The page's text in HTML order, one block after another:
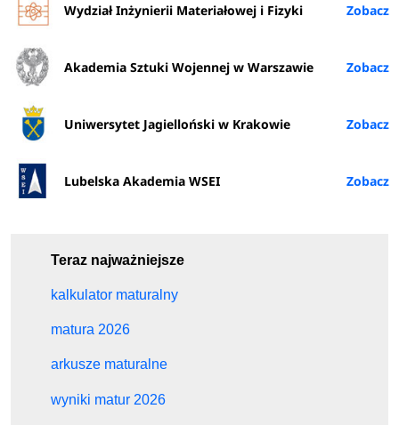
Wydział Inżynierii Materiałowej i Fizyki
Akademia Sztuki Wojennej w Warszawie
Uniwersytet Jagielloński w Krakowie
Lubelska Akademia WSEI
Teraz najważniejsze
kalkulator maturalny
matura 2026
arkusze maturalne
wyniki matur 2026